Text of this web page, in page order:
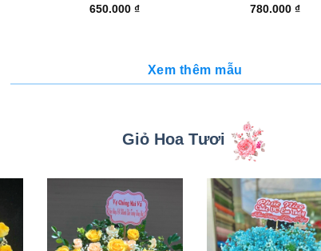
650.000₫
780.000₫
Xem thêm mẫu
Giỏ Hoa Tươi